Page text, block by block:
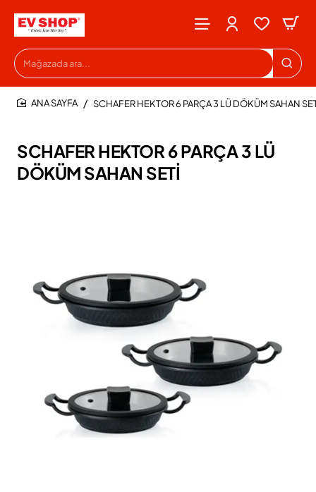
Mağazada
ara...
SCHAFER HEKTOR 6 PARÇA 3 LÜ
DÖKÜM SAHAN SETİ
SCHAFER HEKTOR 6 PARÇA 3 LÜ DÖKÜM SAHAN